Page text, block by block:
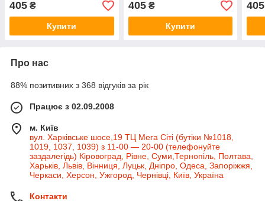
405 ₴
Купити
405₴
Купити
405
Про нас
88% позитивних з 368 відгуків за рік
Працює з 02.09.2008
м. Київ
вул. Харківське шосе,19 ТЦ Мега Сіті (бутіки №1018,
1019, 1037, 1039) з 11-00 — 20-00 (телефонуйте
заздалегідь) Кіровоград, Рівне, Суми,Тернопіль, Полтава,
Харьків, Львів, Вінниця, Луцьк, Дніпро, Одеса, Запоріжжя,
Черкаси, Херсон, Ужгород, Чернівці, Київ, Україна
Контакти